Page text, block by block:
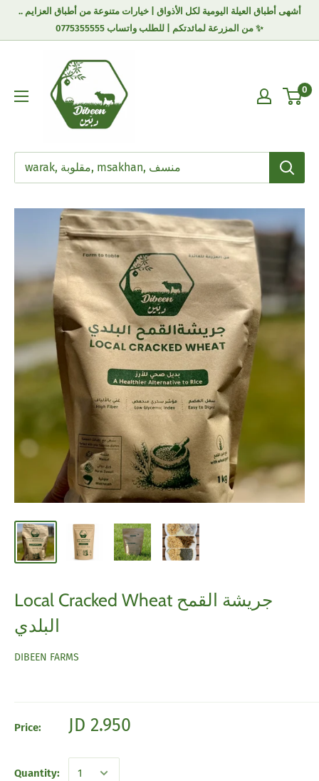
أشهى أطباق العيلة اليومية لكل الأذواق | خيارات متنوعة من أطباق العزايم ..
من المزرعة لمائدتكم | للطلب واتساب 0775355555 ✨
0
Local Cracked Wheat جريشة القمح
البلدي
DIBEEN FARMS
Price: JD 2.950
Quantity: